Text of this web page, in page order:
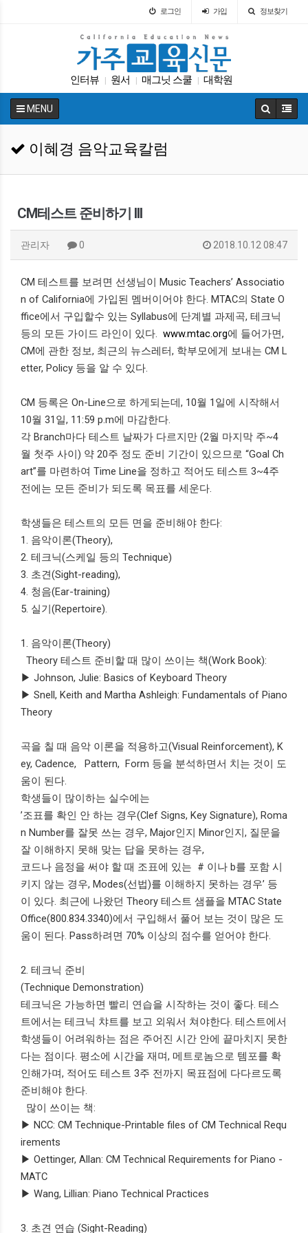
로그인 가입 정보찾기
인터뷰 원서 매그닛 스쿨 대학원
캘리포니아 교육부 코로나 다카
MENU
이혜경 음악교육칼럼
CM테스트 준비하기 III
관리자 0 2018.10.12 08:47
CM 테스트를 보려면 선생님이 Music Teachers’ Associatio
n of California에 가입된 멤버이어야 한다. MTAC의 State O
ffice에서 구입할수 있는 Syllabus에 단계별 과제곡, 테크닉
등의 모든 가이드 라인이 있다. www.mtac.org에 들어가면,
CM에 관한 정보, 최근의 뉴스레터, 학부모에게 보내는 CM L
etter, Policy 등을 알 수 있다.
CM 등록은 On-Line으로 하게되는데, 10월 1일에 시작해서
10월 31일, 11:59 p.m에 마감한다.
각 Branch마다 테스트 날짜가 다르지만 (2월 마지막 주~4
월 첫주 사이) 약 20주 정도 준비 기간이 있으므로 “Goal Ch
art”를 마련하여 Time Line을 정하고 적어도 테스트 3~4주
전에는 모든 준비가 되도록 목표를 세운다.
학생들은 테스트의 모든 면을 준비해야 한다:
1. 음악이론(Theory),
2. 테크닉(스케일 등의 Technique)
3. 초견(Sight-reading),
4. 청음(Ear-training)
5. 실기(Repertoire).
1. 음악이론(Theory)
Theory 테스트 준비할 때 많이 쓰이는 책(Work Book):
▶ Johnson, Julie: Basics of Keyboard Theory
▶ Snell, Keith and Martha Ashleigh: Fundamentals of Piano
Theory
곡을 칠 때 음악 이론을 적용하고(Visual Reinforcement), K
ey, Cadence, Pattern, Form 등을 분석하면서 치는 것이 도
움이 된다.
학생들이 많이하는 실수에는
’조표를 확인 안 하는 경우(Clef Signs, Key Signature), Roma
n Number를 잘못 쓰는 경우, Major인지 Minor인지, 질문을
잘 이해하지 못해 맞는 답을 못하는 경우,
코드나 음정을 써야 할 때 조표에 있는 # 이나 b를 포함 시
키지 않는 경우, Modes(선법)를 이해하지 못하는 경우’ 등
이 있다. 최근에 나왔던 Theory 테스트 샘플을 MTAC State
Office(800.834.3340)에서 구입해서 풀어 보는 것이 많은 도
움이 된다. Pass하려면 70% 이상의 점수를 얻어야 한다.
2. 테크닉 준비
(Technique Demonstration)
테크닉은 가능하면 빨리 연습을 시작하는 것이 좋다. 테스
트에서는 테크닉 챠트를 보고 외워서 쳐야한다. 테스트에서
학생들이 어려워하는 점은 주어진 시간 안에 끝마치지 못한
다는 점이다. 평소에 시간을 재며, 메트로놈으로 템포를 확
인해가며, 적어도 테스트 3주 전까지 목표점에 다다르도록
준비해야 한다.
많이 쓰이는 책:
▶ NCC: CM Technique-Printable files of CM Technical Requ
irements
▶ Oettinger, Allan: CM Technical Requirements for Piano -
MATC
▶ Wang, Lillian: Piano Technical Practices
3. 초견 연습 (Sight-Reading)